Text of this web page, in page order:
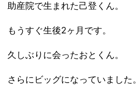
助産院で生まれた己登くん。
もうすぐ生後2ヶ月です。
久しぶりに会ったおとくん。
さらにビッグになっていました。